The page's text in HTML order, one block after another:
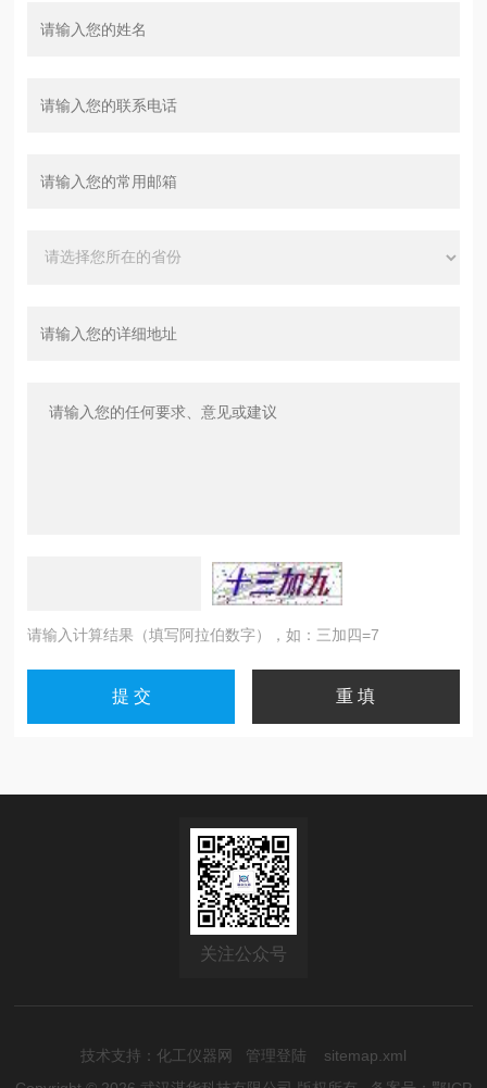
请输入计算结果（填写阿拉伯数字），如：三加四=7
关注公众号
技术支持： 化工仪器网 管理登陆
sitemap.xml